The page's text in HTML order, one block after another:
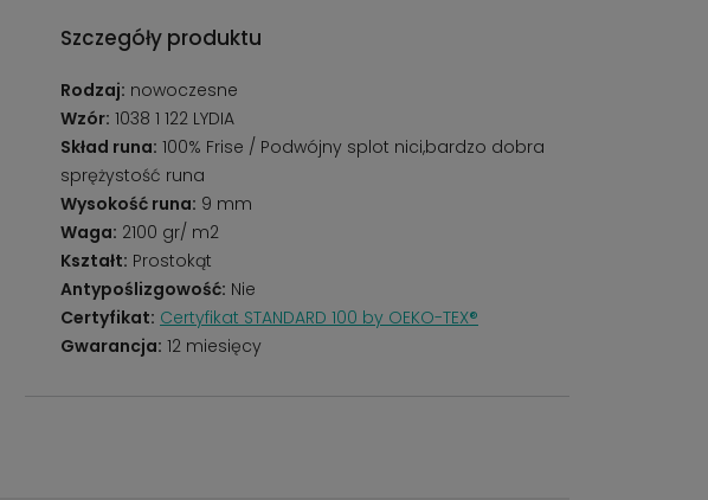
Szczegóły produktu
Rodzaj: nowoczesne
Wzór: 1038 1 122 LYDIA
Skład runa: 100% Frise / Podwójny splot nici,bardzo dobra
sprężystość runa
Wysokość runa: 9 mm
Waga: 2100 gr/ m2
Kształt: Prostokąt
Antypoślizgowość: Nie
Certyfikat: Certyfikat STANDARD 100 by OEKO-TEX®
Gwarancja: 12 miesięcy